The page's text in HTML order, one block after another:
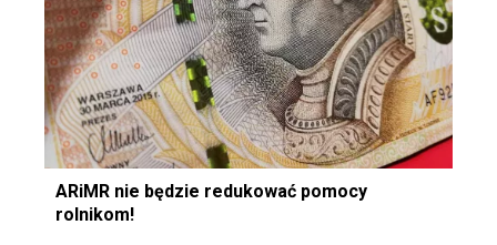
ARiMR nie będzie redukować pomocy
rolnikom!